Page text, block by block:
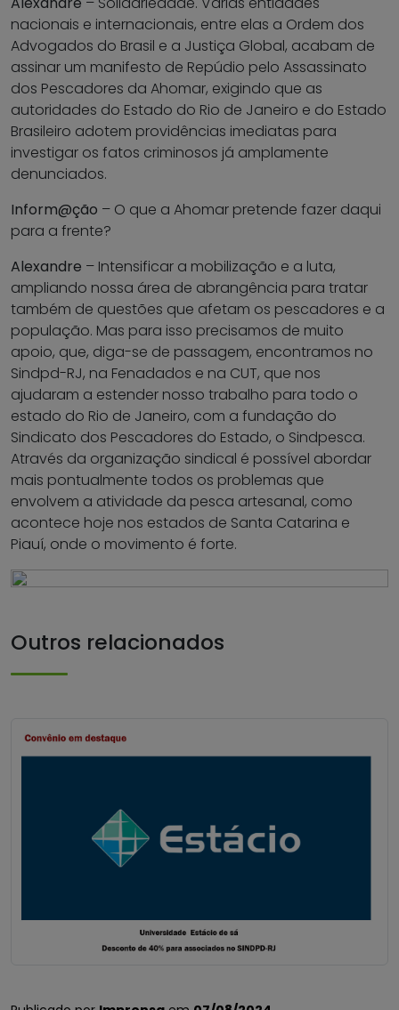
nacionais e internacionais, entre elas a Ordem dos
Advogados do Brasil e a Justiça Global, acabam de
assinar um manifesto de Repúdio pelo Assassinato
dos Pescadores da Ahomar, exigindo que as
autoridades do Estado do Rio de Janeiro e do Estado
Brasileiro adotem providências imediatas para
investigar os fatos criminosos já amplamente
denunciados.
Inform@ção – O que a Ahomar pretende fazer daqui
para a frente?
Alexandre – Intensificar a mobilização e a luta,
ampliando nossa área de abrangência para tratar
também de questões que afetam os pescadores e a
população. Mas para isso precisamos de muito
apoio, que, diga-se de passagem, encontramos no
Sindpd-RJ, na Fenadados e na CUT, que nos
ajudaram a estender nosso trabalho para todo o
estado do Rio de Janeiro, com a fundação do
Sindicato dos Pescadores do Estado, o Sindpesca.
Através da organização sindical é possível abordar
mais pontualmente todos os problemas que
envolvem a atividade da pesca artesanal, como
acontece hoje nos estados de Santa Catarina e
Piauí, onde o movimento é forte.
Outros relacionados